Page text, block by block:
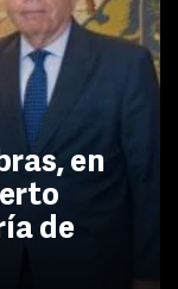
en
de